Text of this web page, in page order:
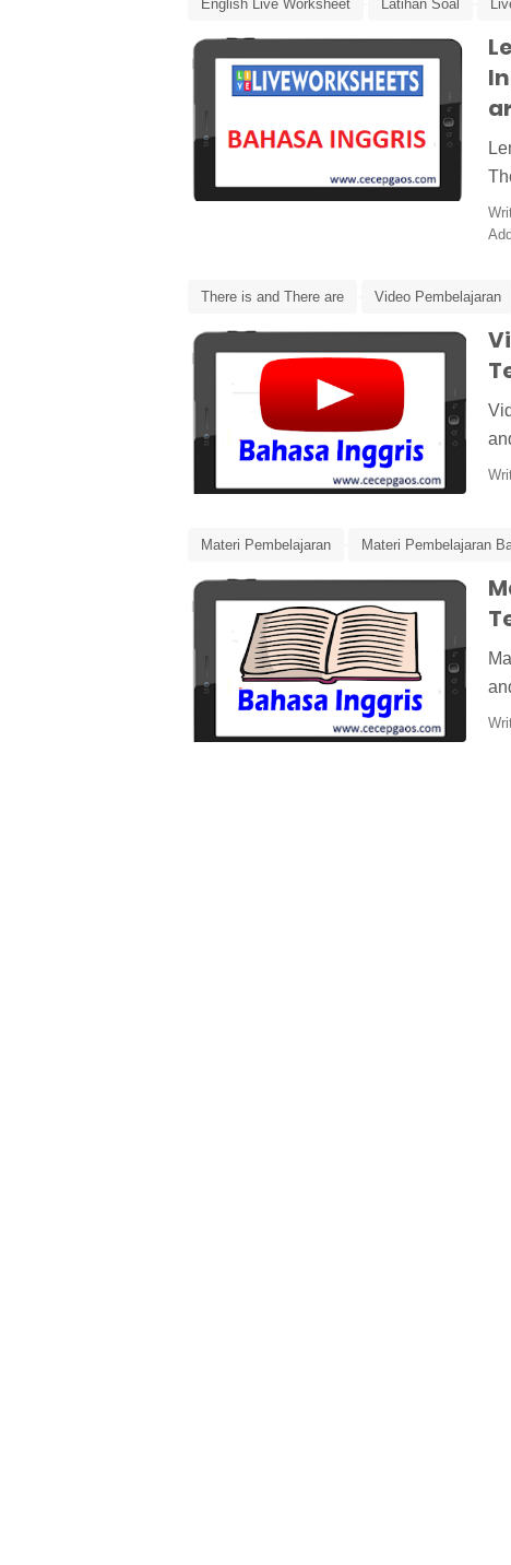
English Live Worksheet Latihan Soal
There is and There are
There is and There are Video Pembelajaran
Materi Pembelajaran Materi Pembelajaran